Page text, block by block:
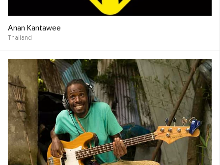
Anan Kantawee
Thailand